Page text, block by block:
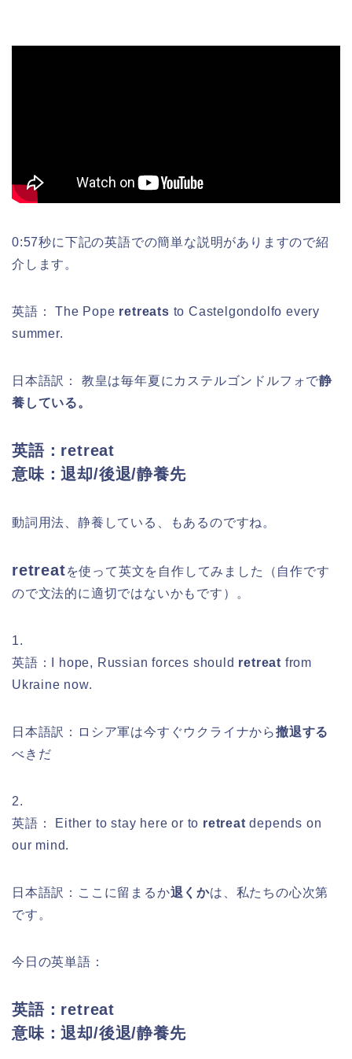
0:57秒に下記の英語での簡単な説明がありますので紹
介します。
英語： The Pope retreats to Castelgondolfo every
summer.
日本語訳： 教皇は毎年夏にカステルゴンドルフォで静
養している。
英語：retreat
意味：退却/後退/静養先
動詞用法、静養している、もあるのですね。
retreatを使って英文を自作してみました（自作です
ので文法的に適切ではないかもです）。
1.
英語：I hope, Russian forces should retreat from
Ukraine now.
日本語訳：ロシア軍は今すぐウクライナから撤退する
べきだ
2.
英語：
Either to stay here or to retreat depends on
our mind.
日本語訳：ここに留まるか退くかは、私たちの心次第
です。
今日の英単語：
英語：retreat
意味：退却/後退/静養先